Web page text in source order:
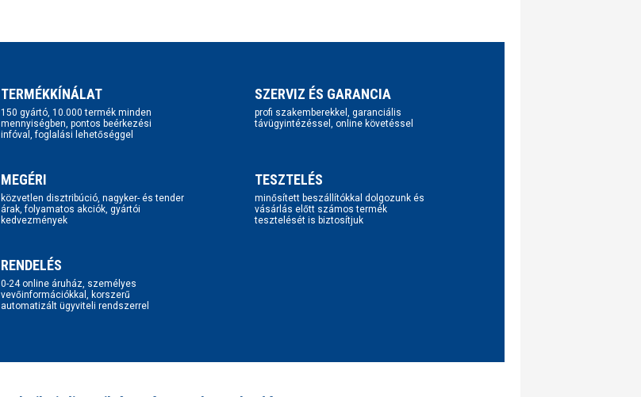
TERMÉKKÍNÁLAT
150 gyártó, 10.000 termék minden
mennyiségben, pontos beérkezési
infóval, foglalási lehetőséggel
SZERVIZ ÉS GARANCIA
profi szakemberekkel, garanciális
távügyintézéssel, online követéssel
MEGÉRI
közvetlen disztribúció, nagyker- és tender
árak, folyamatos akciók, gyártói
kedvezmények
TESZTELÉS
minősített beszállítókkal dolgozunk és
vásárlás előtt számos termék
tesztelését is biztosítjuk
RENDELÉS
0-24 online áruház, személyes
vevőinformációkkal, korszerű
automatizált ügyviteli rendszerrel